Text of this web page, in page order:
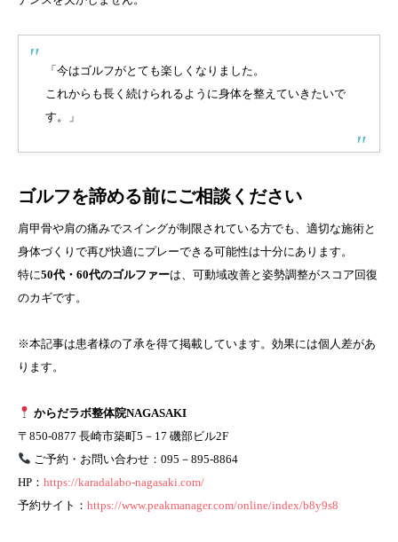
「今はゴルフがとても楽しくなりました。
これからも長く続けられるように身体を整えていきたいで
す。」
ゴルフを諦める前にご相談ください
肩甲骨や肩の痛みでスイングが制限されている方でも、適切な施術と
身体づくりで再び快適にプレーできる可能性は十分にあります。
特に50代・60代のゴルファーは、可動域改善と姿勢調整がスコア回復
のカギです。
※本記事は患者様の了承を得て掲載しています。効果には個人差があ
ります。
からだラボ整体院NAGASAKI
〒850-0877 長崎市築町5－17 磯部ビル2F
ご予約・お問い合わせ：095－895-8864
HP： https://karadalabo-nagasaki.com/
予約サイト： https://www.peakmanager.com/online/index/b8y9s8